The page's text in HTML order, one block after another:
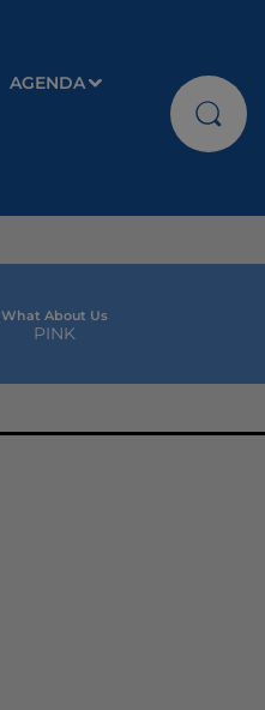
AGENDA
What About Us
PINK